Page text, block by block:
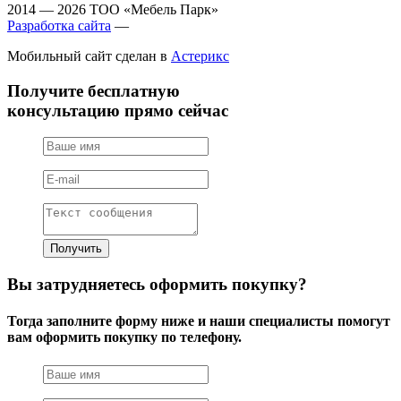
2014 — 2026 ТОО «Мебель Парк»
Разработка сайта —
Мобильный сайт сделан в Астерикс
Получите бесплатную
консультацию прямо сейчас
Вы затрудняетесь оформить покупку?
Тогда заполните форму ниже и наши специалисты помогут
вам оформить покупку по телефону.